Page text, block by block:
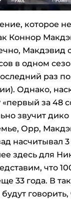
которое
Коннор
Макдэвид
в одном
раз
Однако,
«первый за 48
звучит
Орр,
насчитывал 3
здесь для
что
33 года. В